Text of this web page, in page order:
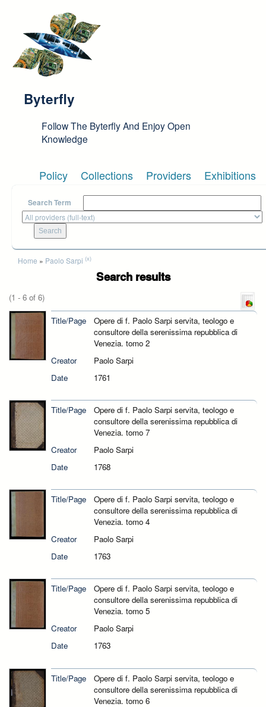
Byterfly
Follow The Byterfly And Enjoy Open
Knowledge
Policy Collections Providers Exhibitions
Search Term
You are here
Home » Paolo Sarpi (x)
Search results
(1 - 6 of 6)
Title/Page
Opere di f. Paolo Sarpi servita, teologo e
consultore della serenissima repubblica di
Venezia. tomo 2
Creator
Paolo Sarpi
Date
1761
Title/Page
Opere di f. Paolo Sarpi servita, teologo e
consultore della serenissima repubblica di
Venezia. tomo 7
Creator
Paolo Sarpi
Date
1768
Title/Page
Opere di f. Paolo Sarpi servita, teologo e
consultore della serenissima repubblica di
Venezia. tomo 4
Creator
Paolo Sarpi
Date
1763
Title/Page
Opere di f. Paolo Sarpi servita, teologo e
consultore della serenissima repubblica di
Venezia. tomo 5
Creator
Paolo Sarpi
Date
1763
Title/Page
Opere di f. Paolo Sarpi servita, teologo e
consultore della serenissima repubblica di
Venezia. tomo 6